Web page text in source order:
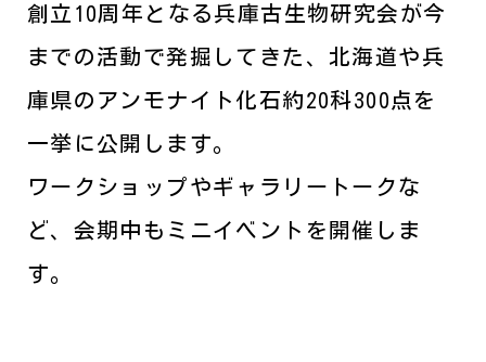
創立10周年となる兵庫古生物研究会が今
までの活動で発掘してきた、北海道や兵
庫県のアンモナイト化石約20科300点を
一挙に公開します。
ワークショップやギャラリートークな
ど、会期中もミニイベントを開催しま
す。